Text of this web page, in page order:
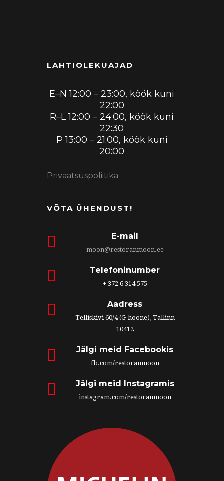
LAHTIOLEKUAJAD
E–N 12:00 – 23:00, köök kuni
22:00
R–L 12:00 – 24:00, köök kuni
22:30
P 13:00 – 21:00, köök kuni
20:00
Privaatsuspoliitika
VÕTA ÜHENDUST!
E-mail
moon@restoranmoon.ee
Telefoninumber
+ 372 6 314 575
Aadress
Telliskivi 60/4 (G-hoone), Tallinn
10412
Jälgi meid Facebookis
fb.com/restoranmoon
Jälgi meid Instagramis
instagram.com/restoranmoon